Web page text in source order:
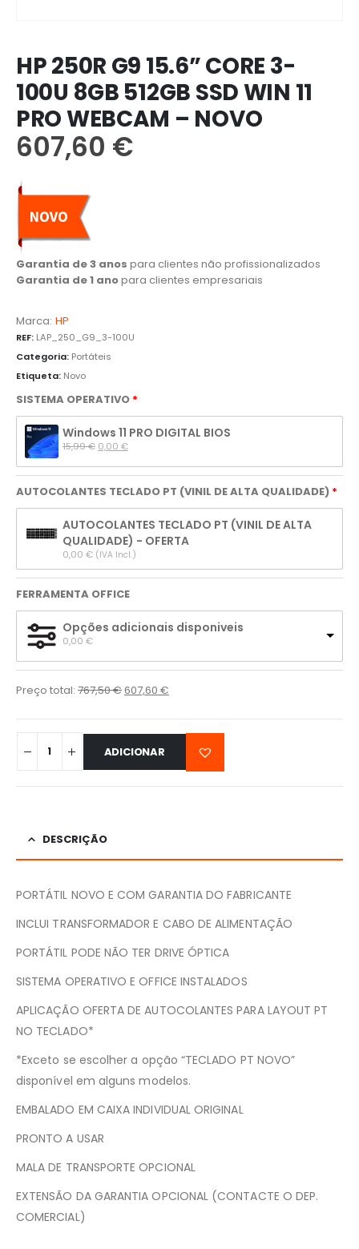
HP 250R G9 15.6” CORE 3-
100U 8GB 512GB SSD WIN 11
PRO WEBCAM – NOVO
607,60 €
Garantia de 3 anos para clientes não profissionalizados
Garantia de 1 anopara clientes empresariais
Marca: HP
REF: LAP_250_G9_3-100U
Categoria: Portáteis
Etiqueta: Novo
SISTEMA OPERATIVO
Windows 11 PRO DIGITAL BIOS
15,99 € 0,00 €
AUTOCOLANTES TECLADO PT (VINIL DE ALTA QUALIDADE)
AUTOCOLANTES TECLADO PT (VINIL DE ALTA
QUALIDADE) - OFERTA
0,00 € (IVA Incl.)
FERRAMENTA OFFICE
Opções adicionais disponiveis
0,00 €
Preço total: 767,50€607,60 €
ADICIONAR
DESCRIÇÃO
PORTÁTIL NOVO E COM GARANTIA DO FABRICANTE
INCLUI TRANSFORMADOR E CABO DE ALIMENTAÇÃO
PORTÁTIL PODE NÃO TER DRIVE ÓPTICA
SISTEMA OPERATIVO E OFFICE INSTALADOS
APLICAÇÃO OFERTA DE AUTOCOLANTES PARA LAYOUT PT
NO TECLADO*
*Exceto se escolher a opção “TECLADO PT NOVO”
disponível em alguns modelos.
EMBALADO EM CAIXA INDIVIDUAL ORIGINAL
PRONTO A USAR
MALA DE TRANSPORTE OPCIONAL
EXTENSÃO DA GARANTIA OPCIONAL (CONTACTE O DEP.
COMERCIAL)